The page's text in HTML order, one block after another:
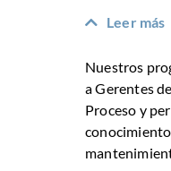
Leer más
Nuestros
a Gerentes
Proceso y